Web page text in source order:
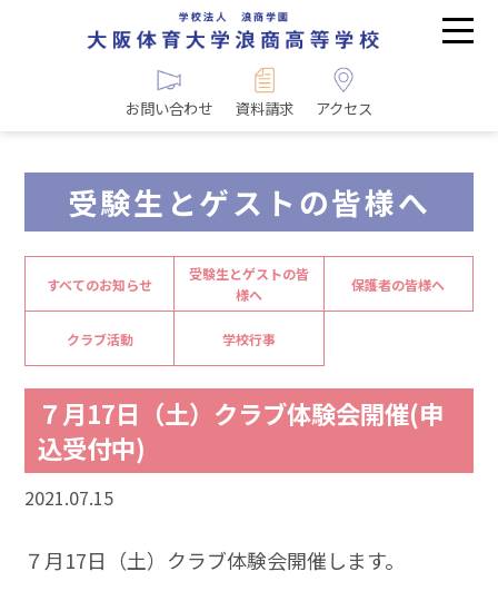
お問い合わせ 資料請求 アクセス
受験生とゲストの皆様へ
すべてのお知らせ
受験生とゲストの皆
様へ
保護者の皆様へ
クラブ活動 学校行事
７月17日（土）クラブ体験会開催(申
込受付中)
2021.07.15
７月17日（土）クラブ体験会開催します。